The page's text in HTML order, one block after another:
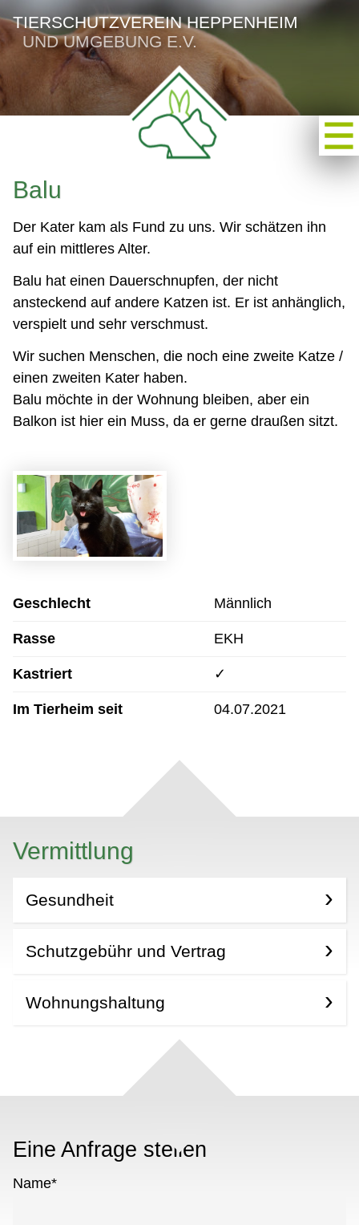
TIERSCHUTZVEREIN HEPPENHEIM
UND UMGEBUNG E.V.
Balu
Der Kater kam als Fund zu uns. Wir schätzen ihn
auf ein mittleres Alter.
Balu hat einen Dauerschnupfen, der nicht
ansteckend auf andere Katzen ist. Er ist anhänglich,
verspielt und sehr verschmust.
Wir suchen Menschen, die noch eine zweite Katze /
einen zweiten Kater haben.
Balu möchte in der Wohnung bleiben, aber ein
Balkon ist hier ein Muss, da er gerne draußen sitzt.
Geschlecht Männlich
Rasse EKH
Kastriert ✓
Im Tierheim seit 04.07.2021
Vermittlung
Gesundheit
Schutzgebühr und Vertrag
Wohnungshaltung
Eine Anfrage stellen
Name*